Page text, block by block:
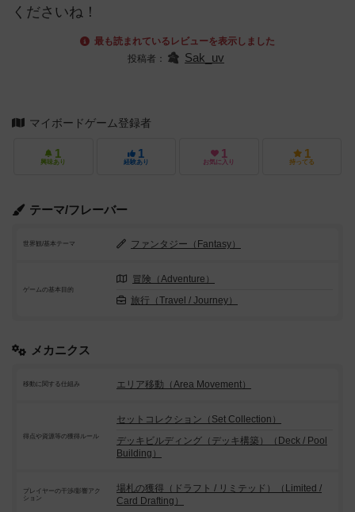
くださいね！
最も読まれているレビューを表示しました
投稿者：
Sak_uv
マイボードゲーム登録者
1
興味あり
1
経験あり
1
お気に入り
1
持ってる
テーマ/フレーバー
世界観/基本テーマ ファンタジー（Fantasy）
ゲームの基本目的
冒険（Adventure）
旅行（Travel / Journey）
メカニクス
移動に関する仕組み エリア移動（Area Movement）
得点や資源等の獲得ルール
セットコレクション（Set Collection）
デッキビルディング（デッキ構築）（Deck / Pool
Building）
プレイヤーの干渉/影響アク
ション
場札の獲得（ドラフト / リミテッド）（Limited /
Card Drafting）